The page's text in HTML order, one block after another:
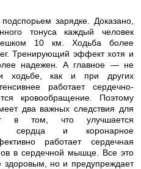
зарядке. Доказано,
тонуса каждый человек
10 км. Ходьба более
Тренирующий эффект хотя и
надежен. А главное — не
ходьбе, как и при других
работает сердечно-
кровообращение. Поэтому
два важных следствия для
в том, что улучшается
сердца и коронарное
работает сердечная
в сердечной мышце. Все это
здоровым, но и предупреждает